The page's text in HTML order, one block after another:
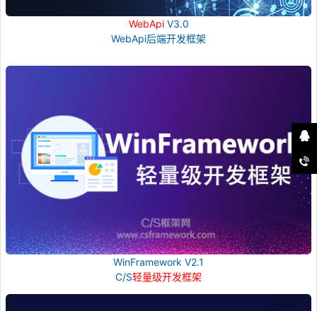
WebApiV3.0
WebApi后端开发框架
WinFramework V2.1
C/S轻量级开发框架